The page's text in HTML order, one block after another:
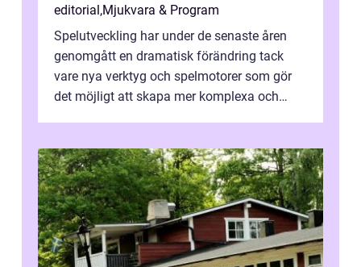
editorial,Mjukvara & Program
Spelutveckling har under de senaste åren
genomgått en dramatisk förändring tack
vare nya verktyg och spelmotorer som gör
det möjligt att skapa mer komplexa och